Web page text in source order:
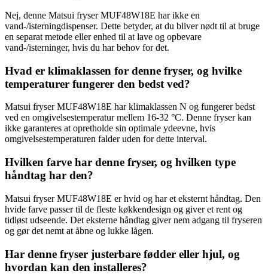
Nej, denne Matsui fryser MUF48W18E har ikke en
vand-/isterningdispenser. Dette betyder, at du bliver nødt til at bruge
en separat metode eller enhed til at lave og opbevare
vand-/isterninger, hvis du har behov for det.
Hvad er klimaklassen for denne fryser, og hvilke
temperaturer fungerer den bedst ved?
Matsui fryser MUF48W18E har klimaklassen N og fungerer bedst
ved en omgivelsestemperatur mellem 16-32 °C. Denne fryser kan
ikke garanteres at opretholde sin optimale ydeevne, hvis
omgivelsestemperaturen falder uden for dette interval.
Hvilken farve har denne fryser, og hvilken type
håndtag har den?
Matsui fryser MUF48W18E er hvid og har et eksternt håndtag. Den
hvide farve passer til de fleste køkkendesign og giver et rent og
tidløst udseende. Det eksterne håndtag giver nem adgang til fryseren
og gør det nemt at åbne og lukke lågen.
Har denne fryser justerbare fødder eller hjul, og
hvordan kan den installeres?